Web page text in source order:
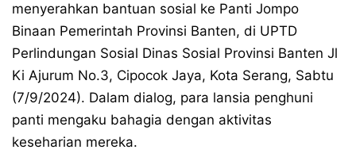
menyerahkan bantuan sosial ke Panti Jompo
Binaan Pemerintah Provinsi Banten, di UPTD
Perlindungan Sosial Dinas Sosial Provinsi Banten Jl
Ki Ajurum No.3, Cipocok Jaya, Kota Serang, Sabtu
(7/9/2024). Dalam dialog, para lansia penghuni
panti mengaku bahagia dengan aktivitas
keseharian mereka.